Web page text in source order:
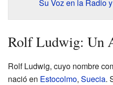
Su Voz en la Radio
Rolf Ludwig: Un
Rolf Ludwig, cuyo nombre
nació en Estocolmo, Suecia.